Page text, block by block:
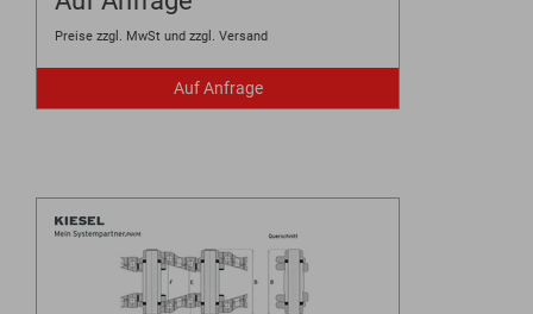
Preise zzgl. MwSt und zzgl. Versand
Auf Anfrage